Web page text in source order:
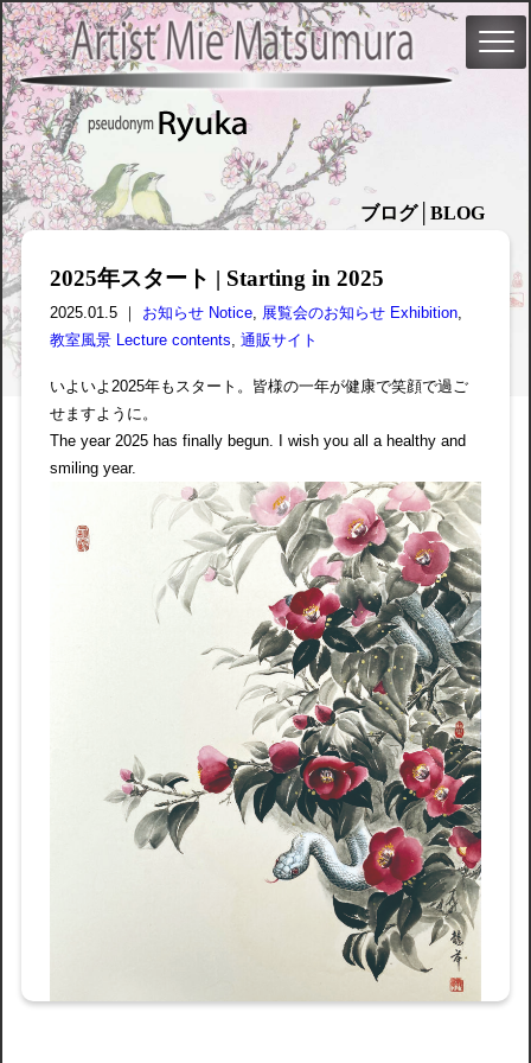
ブログ│BLOG
2025年スタート | Starting in 2025
2025.01.5 ｜ お知らせ Notice, 展覧会のお知らせ Exhibition,
教室風景 Lecture contents, 通販サイト
いよいよ2025年もスタート。皆様の一年が健康で笑顔で過ご
せますように。
The year 2025 has finally begun. I wish you all a healthy and
smiling year.